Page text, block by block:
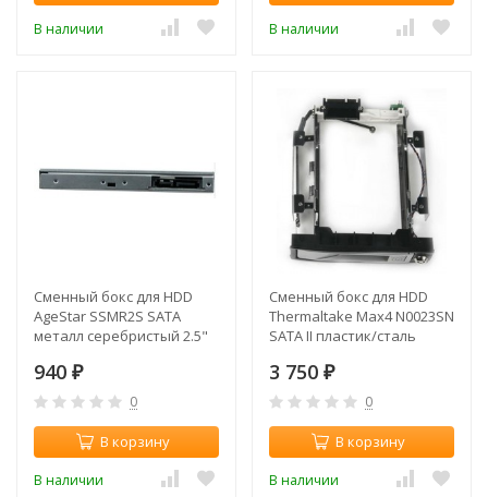
В наличии В наличии
Сменный бокс для HDD
AgeStar SSMR2S SATA
металл серебристый 2.5"
940 ₽
0
В корзину
В наличии
Сменный бокс для HDD
Thermaltake Max4 N0023SN
SATA II пластик/сталь
3 750 ₽
0
В корзину
В наличии